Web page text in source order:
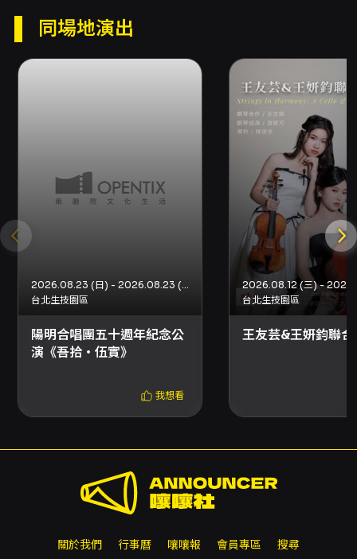
場請出示證件）。5000元藝文贊助票區除身障5
折外，其餘折扣無法併用。 購票與取票 - 購票方
式：網路購票（信用卡、Apple Pay、Google
Pay、ATM 轉帳，需先加入會員）、分銷點購買
（現金、信用卡）、超商購票（現金，7-
ELEVEN ibon、全家FamiPort、萊爾富Life-
ET）。超商限電腦自動選位，每筆訂單最多可訂
購8張票券。若有特定方案（如輪椅席、優惠套
票、一次購買超過8張等）可能無法於超商購買。
- 取票方式：電子票或超商取票（超商取票每張
需支付10元手續費，每筆最多領取8張）、國內
郵寄（另收50元郵資）。實際可選取的取票方式
以結帳頁面顯示為準。 退換票與注意事項 - 退票
期限：最遲須在演出日10日前（不含演出日）辦
理，逾期恕無法受理。 - 退票手續費：每張票收
取票面售價10%手續費。換票視同退票，需退票
後重新購買。 - 退票申請：以不同付款方式之退
票流程有別，請依OPENTIX平台說明操作；郵
寄退票需以掛號寄回並以郵戳為憑，相關退款會
依付款方式退款至原帳戶或信用卡。 - 系統結算
時段操作退票。 - 使用文化幣或點數折抵購票
者，退票時系統會依序退還文化幣與點數，並扣
與受理方式將公告於本節目頁面；若主辦未提供
退款機制，信用卡購票者可向原發卡行申請信用
卡爭議款退款。 其他提醒 - 本場次提供電子票並
欲享受最佳觀演體驗者提前完成取票與入場安
同場地演出
2026.08.23 (日) - 2026.08.23 (日)
台北生技園區
陽明合唱團五十週年紀念公
演《吾拾‧伍實》
我想看
台北生技園區
王友芸&王妍鈞聯合
關於我們 行事曆 嚷嚷報 會員專區 搜尋